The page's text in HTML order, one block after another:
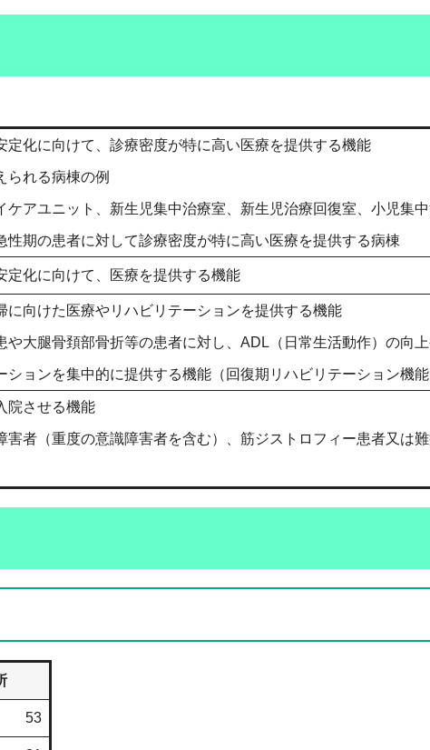
定化に向けて、診療密度が特に高い医療を提供する機能
れる病棟の例
ユニット、新生児集中治療室、新生児治療回復室、小児集中
期の患者に対して診療密度が特に高い医療を提供する病棟
定化に向けて、医療を提供する機能
に向けた医療やリハビリテーションを提供する機能
や大腿骨頚部骨折等の患者に対し、ADL（日常生活動作）の向
ンを集中的に提供する機能（回復期リハビリテーション機能
院させる機能
者（重度の意識障害者を含む）、筋ジストロフィー患者又は
53